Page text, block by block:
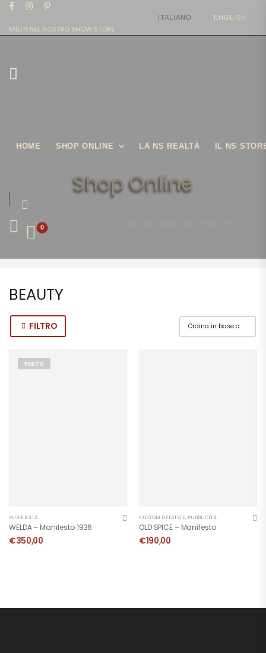
NEL NOSTRO SHOW STORE
ITALIANO ENGLISH
HOME SHOP ONLINE LA NS REALTÀ IL NS
0
Shop Online
|
BEAUTY
FILTRO
FINITO
PUBBLICITÀ
WELDA – Manifesto 1936
€350,00
KUSTOM LIFESTYLE, PUBBLICITÀ
OLD SPICE – Manifesto
€190,00